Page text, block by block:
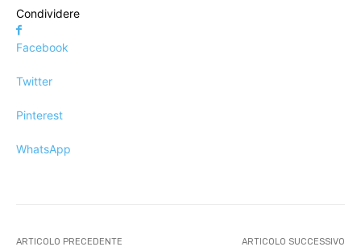
Condividere
Facebook
Twitter
Pinterest
WhatsApp
ARTICOLO PRECEDENTE ARTICOLO SUCCESSIVO